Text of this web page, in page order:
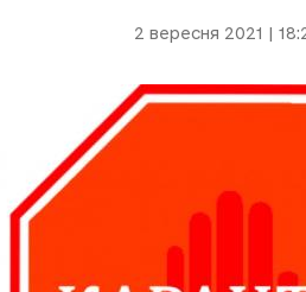
2 вересня 2021 |